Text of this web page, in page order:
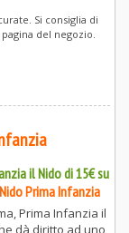
Si consiglia di
del negozio.
il Nido di 15€ su
Nido Prima Infanzia
Prima Infanzia il
dà diritto ad uno